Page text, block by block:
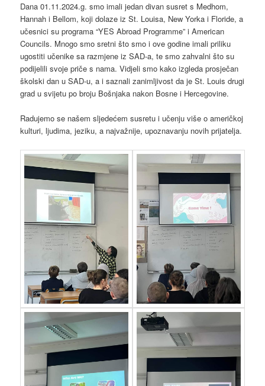
Dana 01.11.2024.g. smo imali jedan divan susret s Medhom,
Hannah i Bellom, koji dolaze iz St. Louisa, New Yorka i Floride, a
učesnici su programa “YES Abroad Programme” i American
Councils. Mnogo smo sretni što smo i ove godine imali priliku
ugostiti učenike sa razmjene iz SAD-a, te smo zahvalni što su
podijelili svoje priče s nama. Vidjeli smo kako izgleda prosječan
školski dan u SAD-u, a i saznali zanimljivost da je St. Louis drugi
grad u svijetu po broju Bošnjaka nakon Bosne i Hercegovine.
Radujemo se našem sljedećem susretu i učenju više o američkoj
kulturi, ljudima, jeziku, a najvažnije, upoznavanju novih prijatelja.